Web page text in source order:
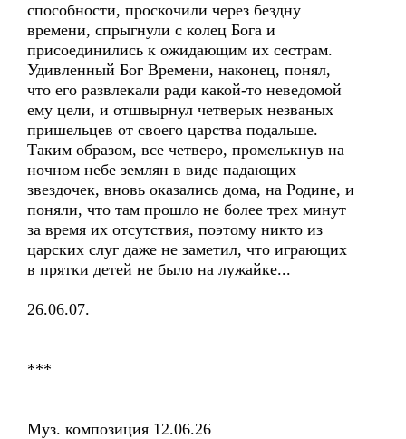
способности, проскочили через бездну
времени, спрыгнули с колец Бога и
присоединились к ожидающим их сестрам.
Удивленный Бог Времени, наконец, понял,
что его развлекали ради какой-то неведомой
ему цели, и отшвырнул четверых незваных
пришельцев от своего царства подальше.
Таким образом, все четверо, промелькнув на
ночном небе землян в виде падающих
звездочек, вновь оказались дома, на Родине, и
поняли, что там прошло не более трех минут
за время их отсутствия, поэтому никто из
царских слуг даже не заметил, что играющих
в прятки детей не было на лужайке...
26.06.07.
***
Муз. композиция 12.06.26